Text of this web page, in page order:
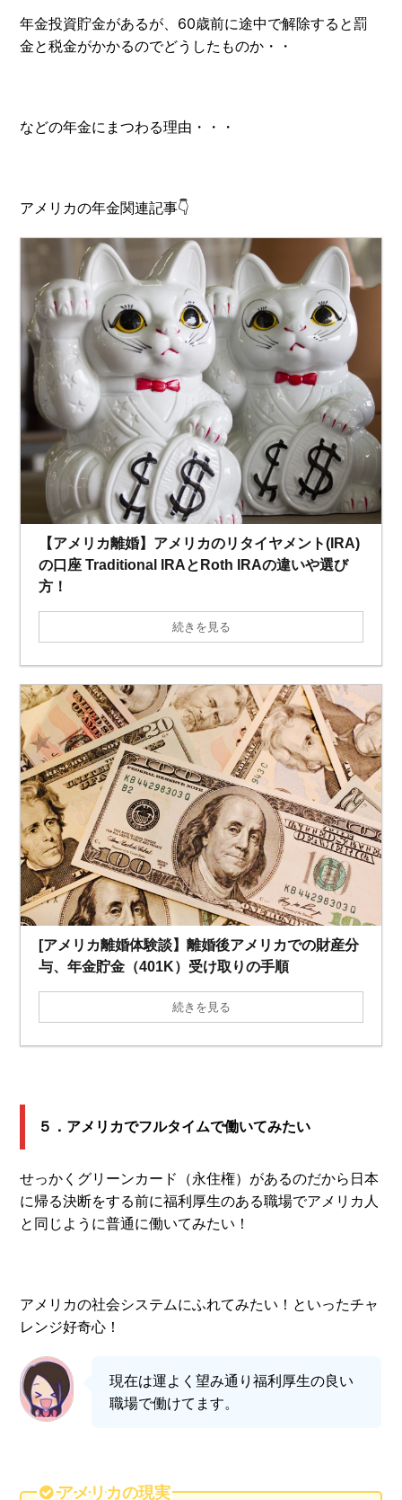
年金投資貯金があるが、60歳前に途中で解除すると罰
金と税金がかかるのでどうしたものか・・
などの年金にまつわる理由・・・
アメリカの年金関連記事👇
【アメリカ離婚】アメリカのリタイヤメント(IRA)
の口座 Traditional IRAとRoth IRAの違いや選び
方！
続きを見る
[アメリカ離婚体験談】離婚後アメリカでの財産分
与、年金貯金（401K）受け取りの手順
続きを見る
５．アメリカでフルタイムで働いてみたい
せっかくグリーンカード（永住権）があるのだから日本
に帰る決断をする前に福利厚生のある職場でアメリカ人
と同じように普通に働いてみたい！
アメリカの社会システムにふれてみたい！といったチャ
レンジ好奇心！
現在は運よく望み通り福利厚生の良い
職場で働けてます。
アメリカの現実